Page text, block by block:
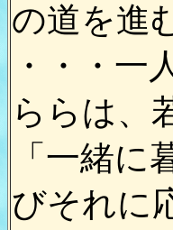
の道を進
・・・一
ららは、
「一緒
びそれに